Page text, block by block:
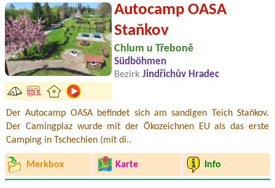
Autocamp OASA
Staňkov
Chlum u Třeboně
Südböhmen
Bezirk Jindřichův Hradec
Der Autocamp OASA befindet sich am sandigen Teich Staňkov.
Der Camingplaz wurde mit der Ökozeichnen EU als das erste
Camping in Tschechien (mit di..
Merkbox Karte Info